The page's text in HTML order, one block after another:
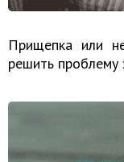
Прищепка или
решить проблему